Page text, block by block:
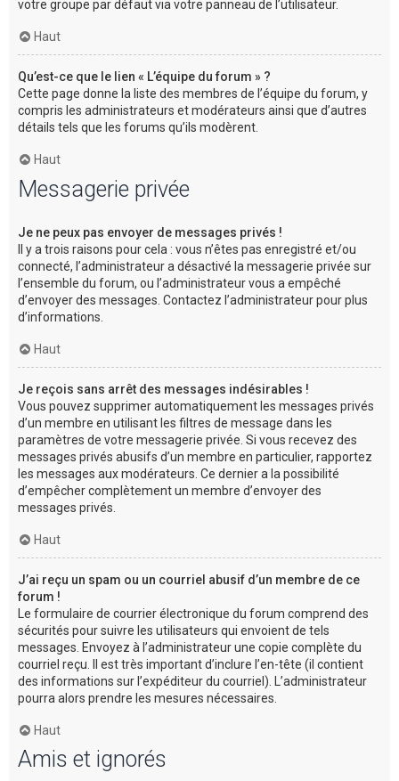
votre groupe par défaut via votre panneau de l’utilisateur.
Haut
Qu’est-ce que le lien « L’équipe du forum » ?
Cette page donne la liste des membres de l’équipe du forum, y
compris les administrateurs et modérateurs ainsi que d’autres
détails tels que les forums qu’ils modèrent.
Haut
Messagerie privée
Je ne peux pas envoyer de messages privés !
Il y a trois raisons pour cela : vous n’êtes pas enregistré et/ou
connecté, l’administrateur a désactivé la messagerie privée sur
l’ensemble du forum, ou l’administrateur vous a empêché
d’envoyer des messages. Contactez l’administrateur pour plus
d’informations.
Haut
Je reçois sans arrêt des messages indésirables !
Vous pouvez supprimer automatiquement les messages privés
d’un membre en utilisant les filtres de message dans les
paramètres de votre messagerie privée. Si vous recevez des
messages privés abusifs d’un membre en particulier, rapportez
les messages aux modérateurs. Ce dernier a la possibilité
d’empêcher complètement un membre d’envoyer des
messages privés.
Haut
J’ai reçu un spam ou un courriel abusif d’un membre de ce
forum !
Le formulaire de courrier électronique du forum comprend des
sécurités pour suivre les utilisateurs qui envoient de tels
messages. Envoyez à l’administrateur une copie complète du
courriel reçu. Il est très important d’inclure l’en-tête (il contient
des informations sur l’expéditeur du courriel). L’administrateur
pourra alors prendre les mesures nécessaires.
Haut
Amis et ignorés